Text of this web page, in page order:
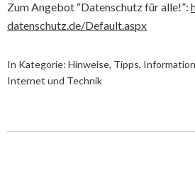
Zum Angebot “Datenschutz für alle!”:
datenschutz.de/Default.aspx
In Kategorie: Hinweise, Tipps,
Internet und Technik